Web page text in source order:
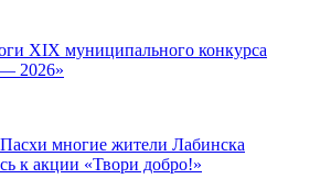
XIX муниципального конкурса
2026»
многие жители Лабинска
к акции «Твори добро!»